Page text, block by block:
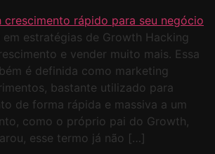
estratégias de Growth Hacking
e vender muito mais. Essa
é definida como marketing
bastante utilizado para
de forma rápida e massiva a um
como o próprio pai do Growth,
esse termo já não […]